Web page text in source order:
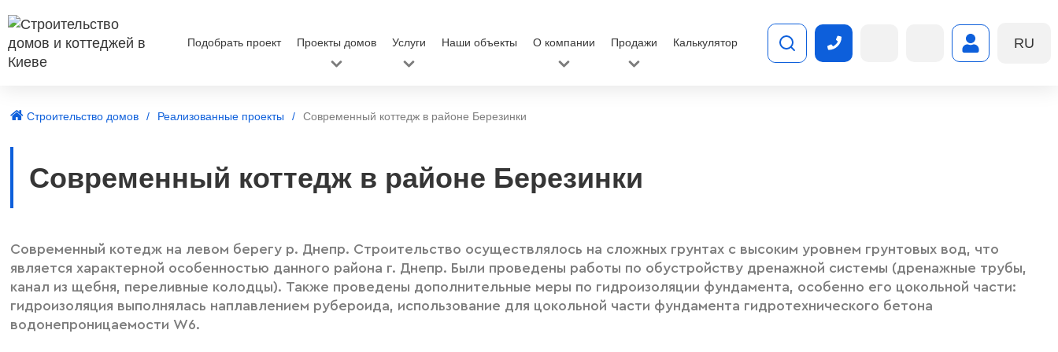
Подобрать проект Проекты домов Услуги Наши объекты О компании Продажи Калькулятор RU
Строительство домов Реализованные проекты Современный коттедж в районе Березинки
Современный коттедж в районе Березинки
Современный котедж на левом берегу р. Днепр. Строительство осуществлялось на сложных грунтах с высоким уровнем грунтовых вод, что
является характерной особенностью данного района г. Днепр. Были проведены работы по обустройству дренажной системы (дренажные трубы,
канал из щебня, переливные колодцы). Также проведены дополнительные меры по гидроизоляции фундамента, особенно его цокольной части:
гидроизоляция выполнялась наплавлением рубероида, использование для цокольной части фундамента гидротехнического бетона
водонепроницаемости W6.